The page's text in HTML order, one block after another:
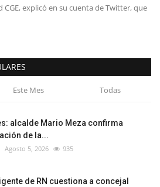
CGE, explicó en su cuenta de Twitter, que
Este Mes Todas
alcalde Mario Meza confirma
de la...
Agosto 5, 2026 935
de RN cuestiona a concejal